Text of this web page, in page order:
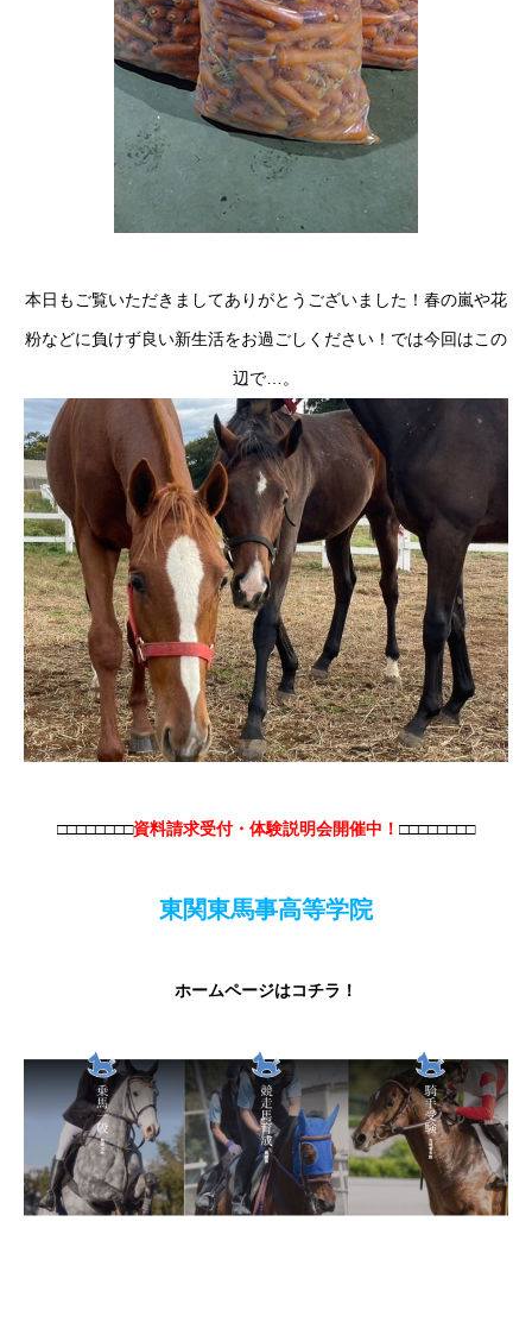
本日もご覧いただきましてありがとうございました！春の嵐や花
粉などに負けず良い新生活をお過ごしください！では今回はこの
辺で…。
□□□□□□□□資料請求受付・体験説明会開催中！ □□□□□□□□
東関東馬事高等学院
ホームページはコチラ！